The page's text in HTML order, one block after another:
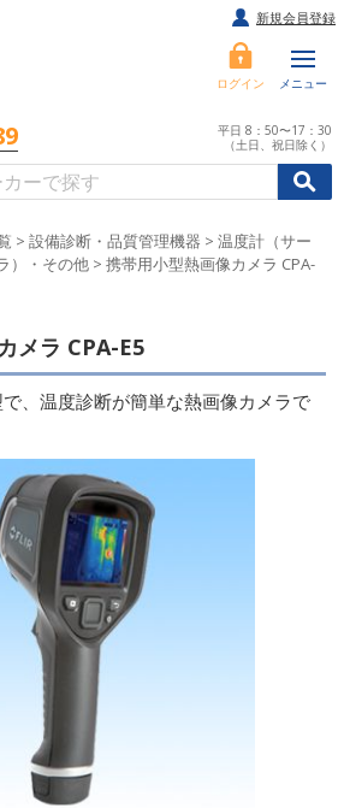
ログイン メニュー
平日 8：50〜17：30
（土日、祝日除く）
//
新規会員登録
> 設備診断・品質管理機器 > 温度計（サー
）・その他 > 携帯用小型熱画像カメラ CPA-
メラ CPA-E5
、温度診断が簡単な熱画像カメラで